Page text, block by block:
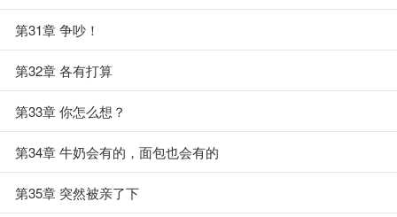
第31章 争吵！
第32章 各有打算
第33章 你怎么想？
第34章 牛奶会有的，面包也会有的
第35章 突然被亲了下